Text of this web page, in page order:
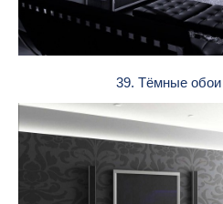
39. Тёмные обои